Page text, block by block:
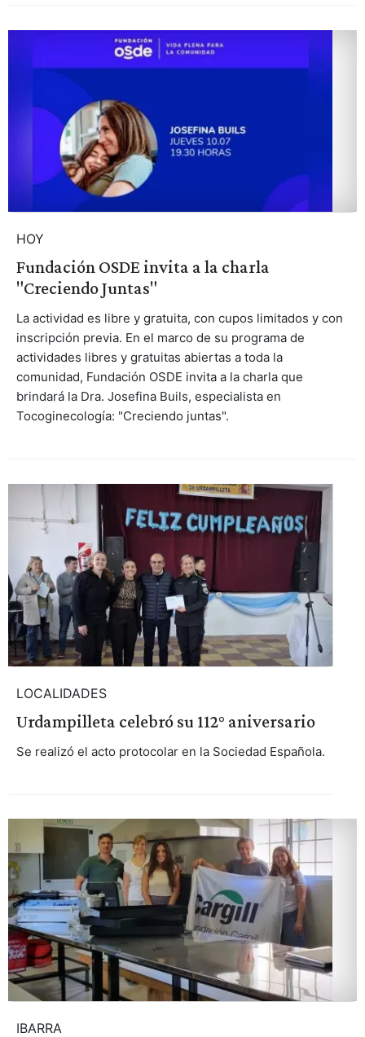
HOY
Fundación OSDE invita a la charla
"Creciendo Juntas"
La actividad es libre y gratuita, con cupos limitados y con
inscripción previa. En el marco de su programa de
actividades libres y gratuitas abiertas a toda la
comunidad, Fundación OSDE invita a la charla que
brindará la Dra. Josefina Buils, especialista en
Tocoginecología: "Creciendo juntas".
LOCALIDADES
Urdampilleta celebró su 112° aniversario
Se realizó el acto protocolar en la Sociedad Española.
IBARRA